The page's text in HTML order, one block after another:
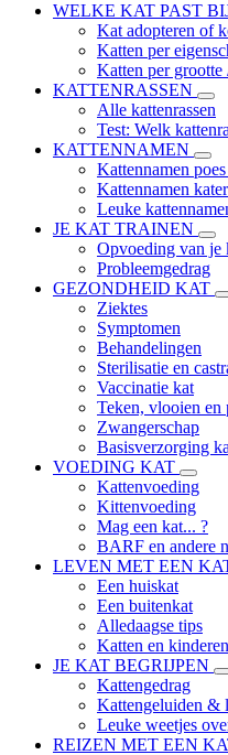
WELKE KAT PAST
Kat adopteren of
Katten per
Katten per
KATTENRASSEN
Alle kattenrassen
Test: Welk
KATTENNAMEN
Kattennamen
Kattennamen
Leuke
JE KAT TRAINEN
Opvoeding van je
Probleemgedrag
GEZONDHEID KAT
Ziektes
Symptomen
Behandelingen
Sterilisatie en
Vaccinatie kat
Teken, vlooien en
Zwangerschap
Basisverzorging
VOEDING KAT
Kattenvoeding
Kittenvoeding
Mag een kat... ?
BARF en andere
LEVEN MET EEN
Een huiskat
Een buitenkat
Alledaagse tips
Katten en kinderen
JE KAT BEGRIJPEN
Kattengedrag
Kattengeluiden &
Leuke weetjes
REIZEN MET EEN